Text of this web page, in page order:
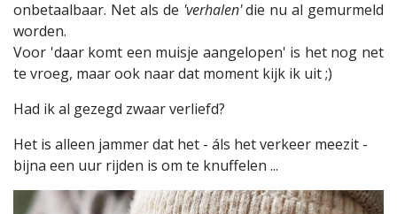
onbetaalbaar. Net als de 'verhalen'die nu al gemurmeld
worden.
Voor 'daar komt een muisje aangelopen' is het nog net
te vroeg, maar ook naar dat moment kijk ik uit ;)
Had ik al gezegd zwaar verliefd?
Het is alleen jammer dat het - áls het verkeer meezit -
bijna een uur rijden is om te knuffelen ...